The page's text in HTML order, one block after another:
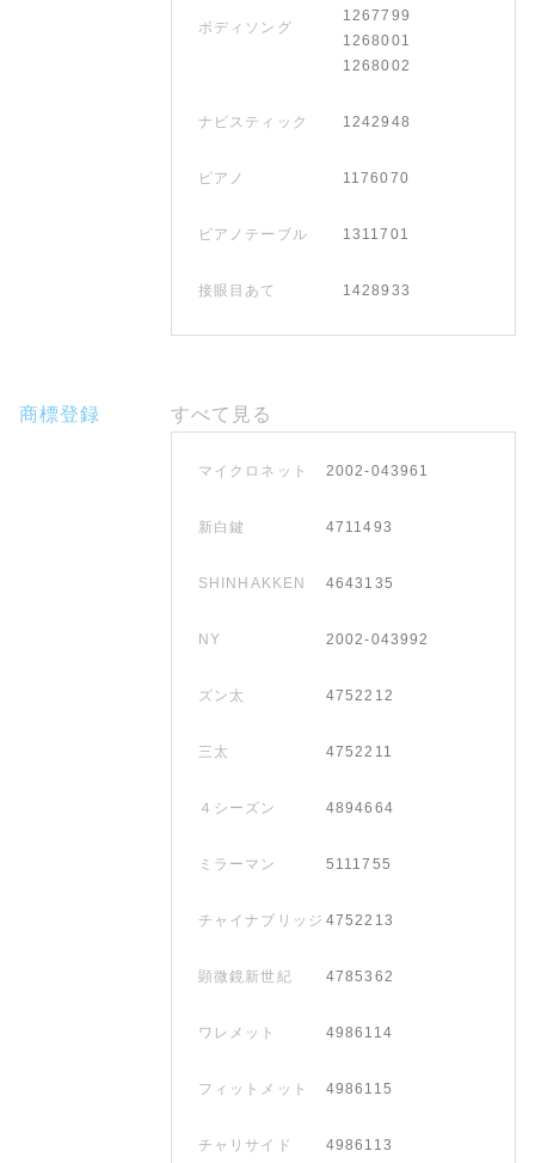
ボディソング
1267799
1268001
1268002
ナビスティック 1242948
ピアノ 1176070
ピアノテーブル 1311701
接眼目あて 1428933
商標登録 すべて見る
マイクロネット 2002-043961
新白鍵 4711493
SHINHAKKEN 4643135
NY 2002-043992
ズン太 4752212
三太 4752211
４シーズン 4894664
ミラーマン 5111755
チャイナブリッジ 4752213
顕微鏡新世紀 4785362
ワレメット 4986114
フィットメット 4986115
チャリサイド 4986113